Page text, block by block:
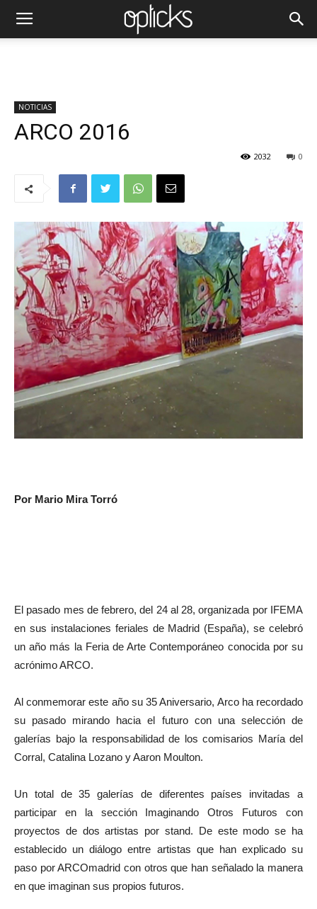
NOTICIAS
ARCO 2016
0
2032
Por Mario Mira Torró
El pasado mes de febrero, del 24 al 28, organizada por IFEMA
en sus instalaciones feriales de Madrid (España), se celebró
un año más la Feria de Arte Contemporáneo conocida por su
acrónimo ARCO.
Al conmemorar este año su 35 Aniversario, Arco ha recordado
su pasado mirando hacia el futuro con una selección de
galerías bajo la responsabilidad de los comisarios María del
Corral, Catalina Lozano y Aaron Moulton.
Un total de 35 galerías de diferentes países invitadas a
participar en la sección Imaginando Otros Futuros con
proyectos de dos artistas por stand. De este modo se ha
establecido un diálogo entre artistas que han explicado su
paso por ARCOmadrid con otros que han señalado la manera
en que imaginan sus propios futuros.